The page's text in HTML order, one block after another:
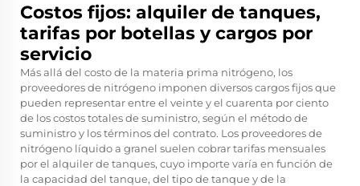
Costos fijos: alquiler de tanques,
tarifas por botellas y cargos por
servicio
Más allá del costo de la materia prima nitrógeno, los
proveedores de nitrógeno imponen diversos cargos fijos que
pueden representar entre el veinte y el cuarenta por ciento
de los costos totales de suministro, según el método de
suministro y los términos del contrato. Los proveedores de
nitrógeno líquido a granel suelen cobrar tarifas mensuales
por el alquiler de tanques, cuyo importe varía en función de
la capacidad del tanque, del tipo de tanque y de la